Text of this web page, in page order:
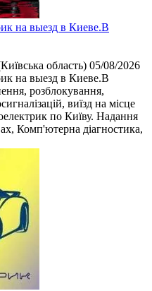
на выезд в Киеве.В
область) 05/08/2026
на выезд в Киеве.В
розблокування,
виїзд на місце
по Київу. Надання
Комп'ютерна діагностика,